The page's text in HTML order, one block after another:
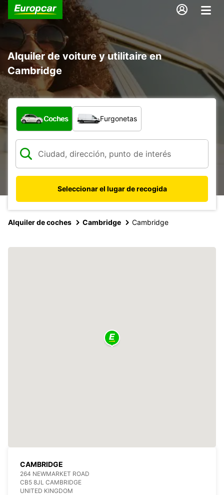
Alquiler de voiture y utilitaire en
Cambridge
¿Qué tipo de vehículo?
Coches Furgonetas
Seleccionar el lugar de recogida
Alquiler de coches Cambridge Cambridge
CAMBRIDGE
264 NEWMARKET ROAD
CB5 8JL CAMBRIDGE
UNITED KINGDOM